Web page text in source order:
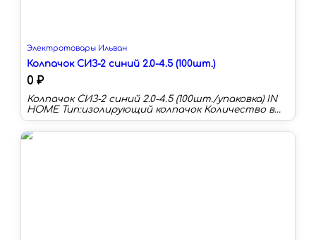
Электротовары Ильван
Колпачок СИЗ-2 синий 2.0-4.5 (100шт.)
0 ₽
Колпачок СИЗ-2 синий 2.0-4.5 (100шт./упаковка) IN
HOME Тип:изолирующий колпачок Количество в
упаковке:100 шт Материал корпуса:полипропилен
Наличие изоляции:да Цвет:синий Суммарное